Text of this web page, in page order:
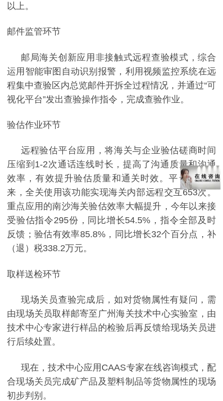
以上。
邮件监管环节
邮局海关创新应用非接触式远程查验模式，综合
运用智能审图自动识别报警，利用视频监控系统在远
程集中查验区内总览邮件开拆全过程情况，并通过“可
视化平台”发出查验操作指令，完成查验作业。
验估作业环节
远程验估平台应用，将海关与企业验估磋商时间
压缩到 1-2次通话连线时长，提高了沟通质量和沟通
效率，有效提升验估质量和通关时效。平台上线以
来，全关使用该功能实现海关内部远程交互653次。
重点应用的南沙海关验估效率大幅提升，今年以来接
受验估指令295份，同比增长54.5% ，指令全部及时
反馈；验估有效率85.8%，同比增长32个百分点，补
（退）税338.2万元。
取样送检环节
现场关员查验完成后，如对货物属性有疑问，需
由现场关员取样邮寄至广州海关技术中心实验室，由
技术中心专家进行样品的检验后再反馈给现场关员进
行后续处置。
现在，技术中心应用 CAAS专家在线咨询模式，配
合现场关员完成矿产品及塑料制品等货物属性的现场
初步判别。